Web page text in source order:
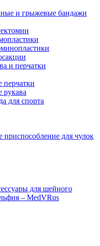
и грыжевые бандажи
и перчатки
перчатки
рукава
для спорта
приспособление для чулок
для шейного
– MedVRus